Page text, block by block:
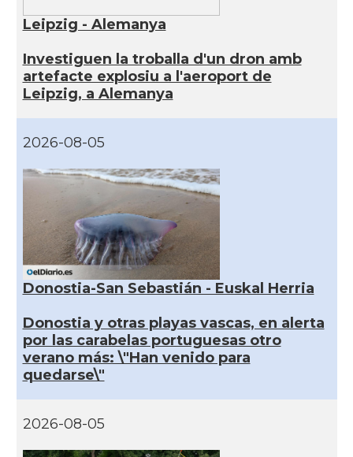
Leipzig - Alemanya
Investiguen la troballa d'un dron amb
artefacte explosiu a l'aeroport de
Leipzig, a Alemanya
2026-08-05
Donostia-San Sebastián - Euskal Herria
Donostia y otras playas vascas, en alerta
por las carabelas portuguesas otro
verano más: \"Han venido para
quedarse\"
2026-08-05